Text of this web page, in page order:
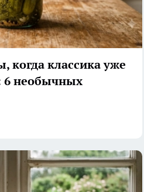
когда классика уже
6 необычных